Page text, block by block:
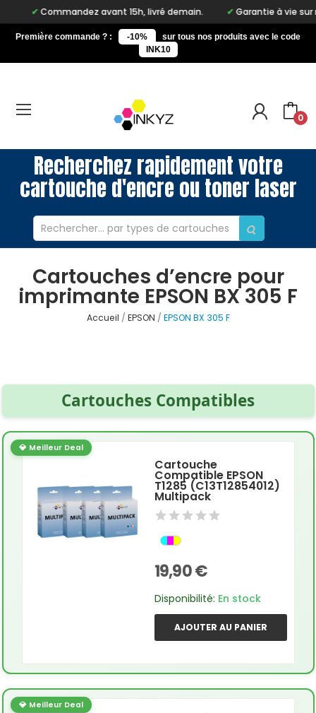
Commandez avant 15h, livré demain. Garantie à vie sur notre
Première commande ? : -10%
sur tous nos produits avec le code
INK10
0
Recherchez rapidement votre
cartouche d'encre ou toner laser
Cartouches d’encre pour
imprimante EPSON BX 305 F
Accueil EPSON EPSON BX 305 F
Cartouches Compatibles
💎 Meilleur Deal
Cartouche
Compatible EPSON
T1285 (C13T12854012)
Multipack
19,90 €
Disponibilité: En stock
AJOUTER AU PANIER
💎 Meilleur Deal